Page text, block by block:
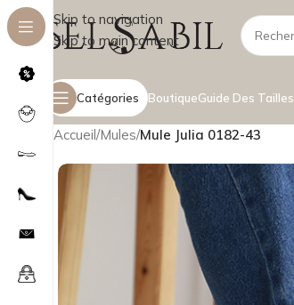
Skip to navigation
Skip to main content
Catégories BoutiqueGuide Des Tailles
Accueil/Mules/Mule Julia 0182-43